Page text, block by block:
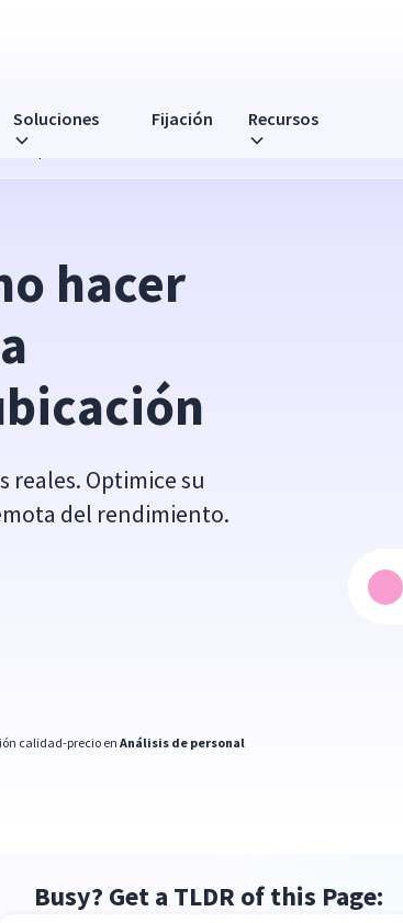
Soluciones Fijación Recursos
por ubicación
hacer
reales. Optimice su
del rendimiento.
calidad-precio enAnálisis de personal
Busy? Get a TLDR of this Page: